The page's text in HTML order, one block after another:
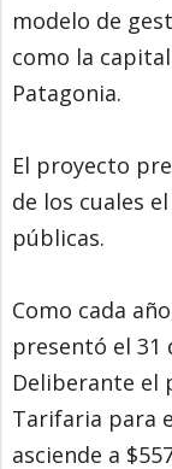
modelo de
como la
Patagonia.
El proyecto
de los cuales
públicas.
Como cada
presentó el 31
Deliberante el
Tarifaria para
asciende a